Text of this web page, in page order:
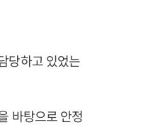
당하고 있었는
바탕으로 안정